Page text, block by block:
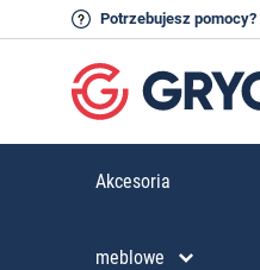
Potrzebujesz pomocy?
Akcesoria
meblowe